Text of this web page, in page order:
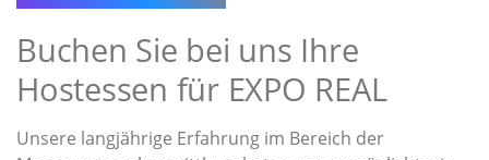
Buchen Sie bei uns Ihre
Hostessen für EXPO REAL
Unsere langjährige Erfahrung im Bereich der